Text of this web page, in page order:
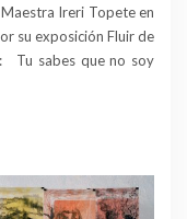
Ireri Topete en
su exposición Fluir de
Tu sabes que no soy